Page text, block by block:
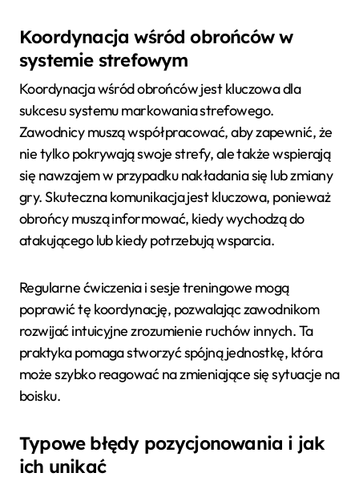
Koordynacja wśród obrońców w
systemie strefowym
Koordynacja wśród obrońców jest kluczowa dla
sukcesu systemu markowania strefowego.
Zawodnicy muszą współpracować, aby zapewnić, że
nie tylko pokrywają swoje strefy, ale także wspierają
się nawzajem w przypadku nakładania się lub zmiany
gry. Skuteczna komunikacja jest kluczowa, ponieważ
obrońcy muszą informować, kiedy wychodzą do
atakującego lub kiedy potrzebują wsparcia.
Regularne ćwiczenia i sesje treningowe mogą
poprawić tę koordynację, pozwalając zawodnikom
rozwijać intuicyjne zrozumienie ruchów innych. Ta
praktyka pomaga stworzyć spójną jednostkę, która
może szybko reagować na zmieniające się sytuacje na
boisku.
Typowe błędy pozycjonowania i jak
ich unikać